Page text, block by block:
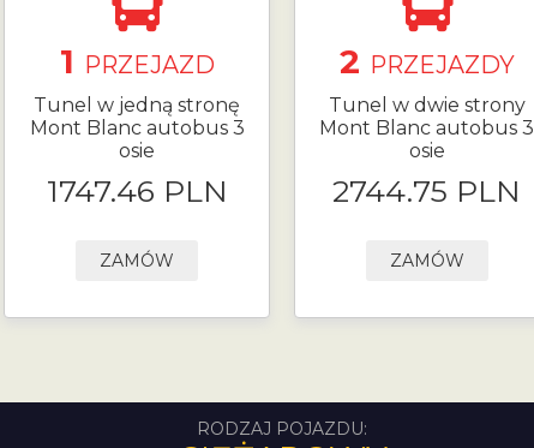
1 PRZEJAZD
Tunel w jedną stronę
Mont Blanc autobus 3
osie
1747.46 PLN
ZAMÓW
2 PRZEJAZDY
Tunel w dwie strony
Mont Blanc autobus 3
osie
2744.75 PLN
ZAMÓW
RODZAJ POJAZDU: